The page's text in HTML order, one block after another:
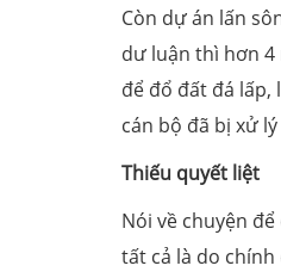
Còn dự án lấn
dư luận thì hơn 4
để đổ đất đá lấp,
cán bộ đã bị xử
Thiếu quyết liệt
Nói về chuyện
tất cả là do chính